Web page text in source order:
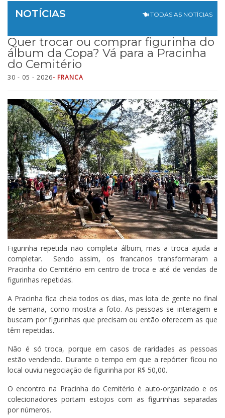
NOTÍCIAS TODAS AS NOTÍCIAS
Quer trocar ou comprar figurinha do
álbum da Copa? Vá para a Pracinha
do Cemitério
30 - 05 - 2026- FRANCA
Figurinha repetida não completa álbum, mas a troca ajuda a
completar. Sendo assim, os francanos transformaram a
Pracinha do Cemitério em centro de troca e até de vendas de
figurinhas repetidas.
A Pracinha fica cheia todos os dias, mas lota de gente no final
de semana, como mostra a foto. As pessoas se interagem e
buscam por figurinhas que precisam ou então oferecem as que
têm repetidas.
Não é só troca, porque em casos de raridades as pessoas
estão vendendo. Durante o tempo em que a repórter ficou no
local ouviu negociação de figurinha por R$ 50,00.
O encontro na Pracinha do Cemitério é auto-organizado e os
colecionadores portam estojos com as figurinhas separadas
por números.